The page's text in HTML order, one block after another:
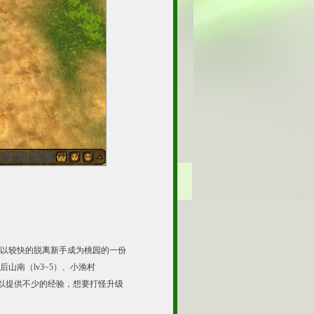
较快的脱离新手成为桃园的一份
山南（lv3~5）、小渔村
提供不少的经验，想要打怪升级